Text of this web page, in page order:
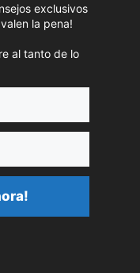
exclusivos
la pena!
al tanto de lo